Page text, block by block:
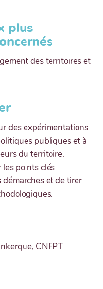
plus
des territoires et
des expérimentations
publiques et à
du territoire.
les points clés
démarches et de tirer
CNFPT